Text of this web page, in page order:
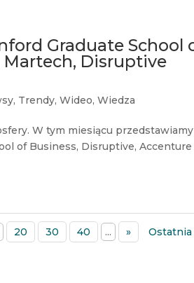
Graduate School
Martech, Disruptive
, Trendy,Wideo,Wiedza
W tym miesiącu przedstawiamy
of Business, Disruptive, Accenture
20 30 40 ... » Ostatnia